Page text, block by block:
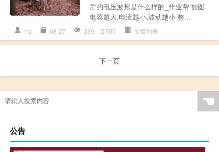
后的电压波形是什么样的_作业帮 如图,
电容越大,电流越小,波动越小 整...
rrz 08-27 239 500 文章列表
下一页
☚
公告